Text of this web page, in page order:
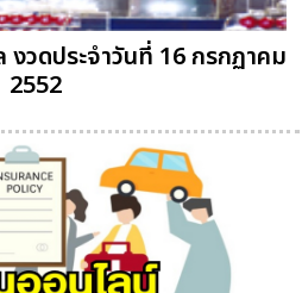
วดประจำวันที่ 16 กรกฏาคม
2552